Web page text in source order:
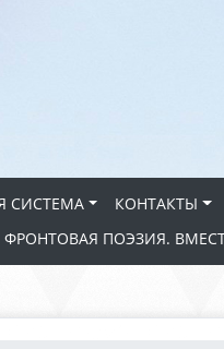
СИСТЕМА КОНТАКТЫ
ПОЭЗИЯ.